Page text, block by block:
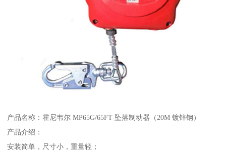
产品名称：霍尼韦尔 MP65G/65FT 坠落制动器（20M 镀锌钢）
产品介绍：
安装简单，尺寸小，重量轻；